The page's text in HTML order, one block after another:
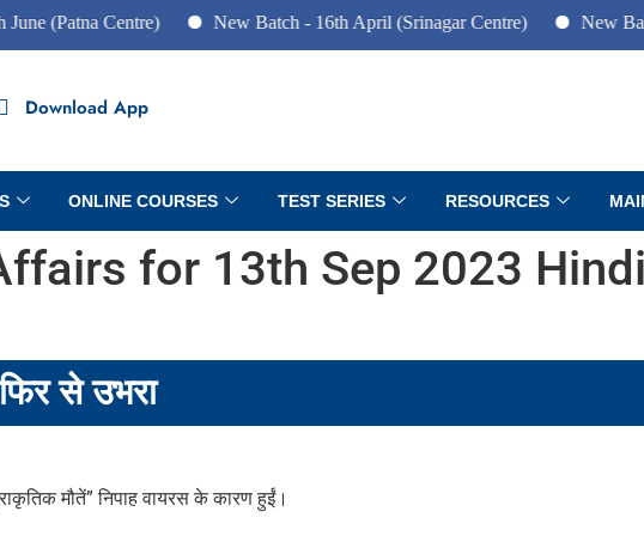
Centre) New Batch - 16th April (Srinagar Centre) New Batch -
Download App
ONLINE COURSES TEST SERIES RESOURCES
for 13th Sep 2023 Hindi
से उभरा
मौतें” निपाह वायरस के कारण हुईं।